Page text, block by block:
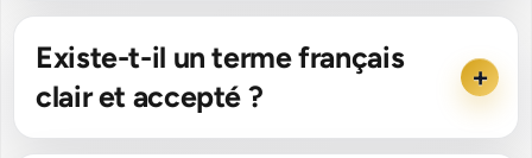
Existe-t-il un terme français
clair et accepté ?